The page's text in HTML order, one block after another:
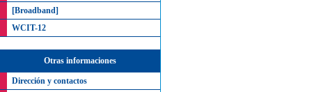
[Broadband]
WCIT-12
Otras informaciones
Dirección y contactos